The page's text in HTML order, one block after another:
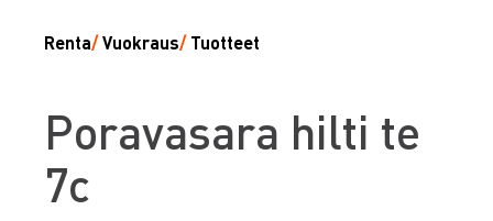
Renta/Vuokraus/ Tuotteet
Poravasara hilti te
7c